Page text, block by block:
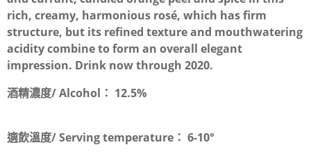
rich, creamy, harmonious rosé, which has firm
structure, but its refined texture and mouthwatering
acidity combine to form an overall elegant
impression. Drink now through 2020.
酒精濃度/ Alcohol： 12.5%
適飲溫度/ Serving temperature： 6-10°